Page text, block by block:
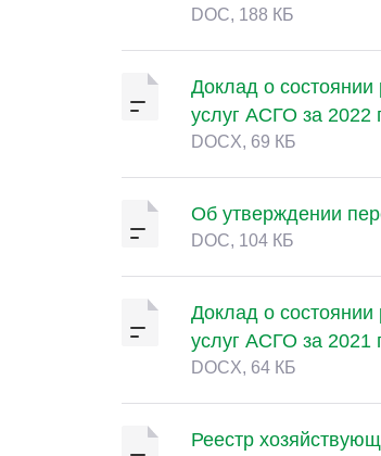
DOC, 188 КБ
Доклад о состоянии
услуг АСГО за 2022
DOCX, 69 КБ
Об утверждении
DOC, 104 КБ
Доклад о состоянии
услуг АСГО за 2021
DOCX, 64 КБ
Реестр